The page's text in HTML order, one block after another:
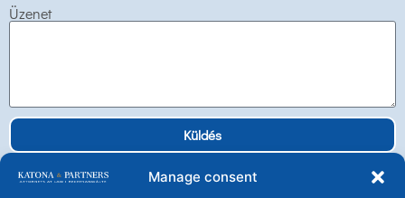
Manage consent
Üzenet
Küldés